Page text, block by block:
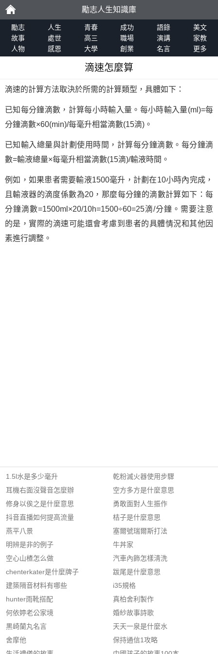
勵
志
勵志人生知識庫
勵志 人生 青春 成功 語錄
美文
故事
處世 高三 職場 演講
家教
人物
感恩 大學 創業 名言 更多
滴速怎麼算
滴速的計算方法取決於所需的計算類型，具體如下：
已知每分鐘滴數，計算每小時輸入量。每小時輸入量(ml)=每
分鐘滴數×60(min)/每毫升相當滴數(15滴)。
已知輸入總量與計劃使用時間，計算每分鐘滴數。每分鐘滴
數=輸液總量×每毫升相當滴數(15滴)/輸液時間。
例如，如果患者需要輸液1500毫升，計劃在10小時內完成，
且輸液器的滴度係數為20，那麼每分鐘的滴數計算如下：每
分鐘滴數=1500ml×20/10h=1500÷60=25滴/分鐘。需要注意
的是，實際的滴速可能還會考慮到患者的具體情況和其他因
素進行調整。
1.5l水是多少毫升
耳機右面沒聲音怎麼辦
修身以俟之是什麼意思
抖音直播如何提高流量
燕平八景
明辨是非的例子
空心山楂怎么做
chenterkater是什麼牌子
建築隔音材料有哪些
hunter雨靴搭配
何依婷老公家境
黒崎蘭丸名言
舍摩他
乾粉滅火器使用步驟
空方多方是什麼意思
勇敢面對人生振作
桔子是什麼意思
塞爾號瑞爾斯打法
牛丼家
汽車內飾怎樣淸洗
跋尾是什麼意思
i35規格
真柏舍利製作
婚紗故事詩歌
天天一泉是什麼水
保持通信1攻略